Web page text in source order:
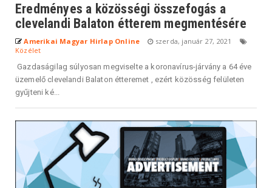
Eredményes a közösségi összefogás a
clevelandi Balaton étterem megmentésére
Amerikai Magyar Hirlap Online
szerda, január 27, 2021
Közélet
Gazdaságilag súlyosan megviselte a koronavírus-járvány a 64 éve
üzemelő clevelandi Balaton étteremet , ezért közösség felületen
gyűjteni ké...